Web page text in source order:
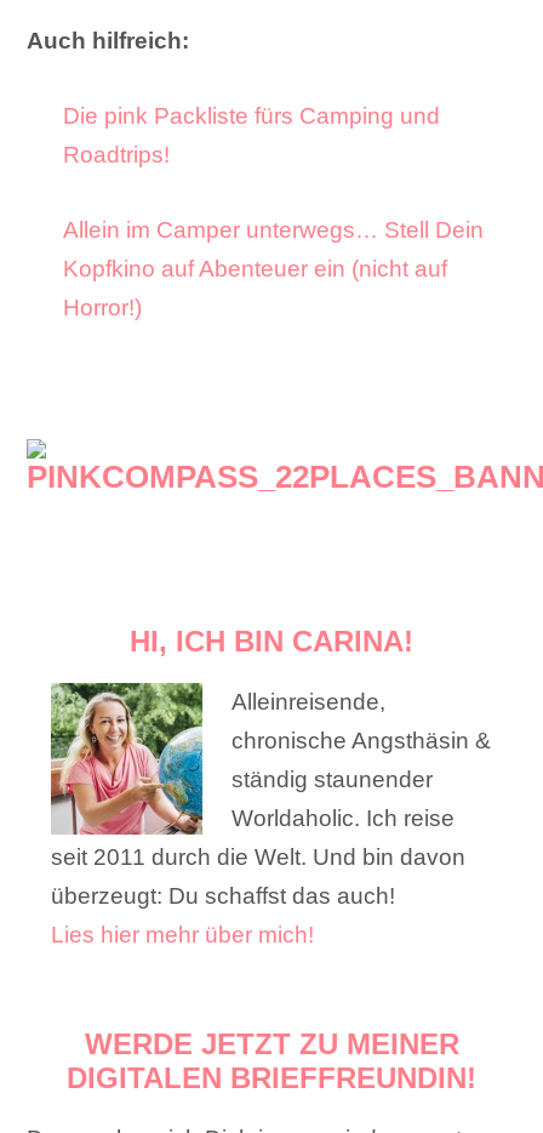
Auch hilfreich:
Die pink Packliste fürs Camping und
Roadtrips!
Allein im Camper unterwegs… Stell Dein
Kopfkino auf Abenteuer ein (nicht auf
Horror!)
HI, ICH BIN CARINA!
Alleinreisende,
chronische Angsthäsin &
ständig staunender
Worldaholic. Ich reise
seit 2011 durch die Welt. Und bin davon
überzeugt: Du schaffst das auch!
Lies hier mehr über mich!
WERDE JETZT ZU MEINER
DIGITALEN BRIEFFREUNDIN!